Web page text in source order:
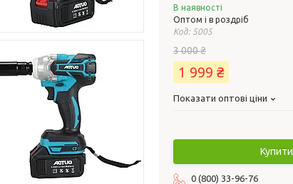
В наявності
Оптом і в роздріб
Код: 5005
3 000 ₴
1 999 ₴
Показати оптові ціни
Купити
0 (800) 33-96-76